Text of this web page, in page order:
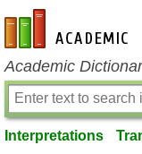
en-academic.com
Academic
Interpretations